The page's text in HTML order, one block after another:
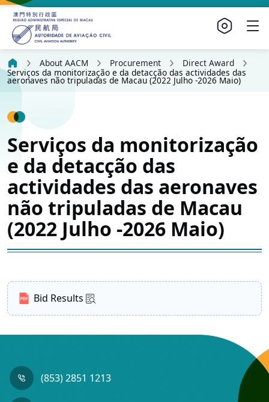
About AACM Procurement
Direct Award
Serviços da monitorização e da detacção das actividades das
aeronaves não tripuladas de Macau (2022 Julho -2026 Maio)
Serviços da monitorização
e da detacção das
actividades das aeronaves
não tripuladas de Macau
(2022 Julho -2026 Maio)
Bid Results
(853) 2851 1213